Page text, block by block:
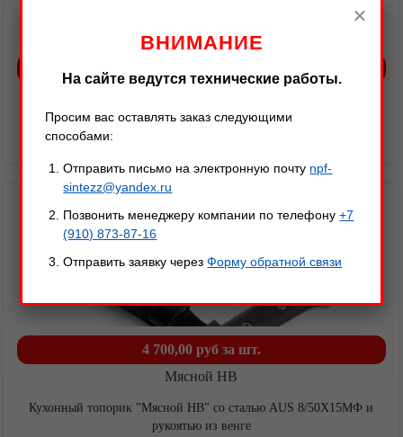
Кухонный топорик "Мясной М УВ" (малый) со сталью У8А и
4 700,00 руб за шт.
Мясной НВ
Кухонный топорик "Мясной НВ" со сталью AUS 8/50Х15МФ и
рукоятью из венге
×
ВНИМАНИЕ
На сайте ведутся технические работы.
Просим вас оставлять заказ следующими
способами:
Отправить письмо на электронную почту npf-
sintezz@yandex.ru
Позвонить менеджеру компании по телефону+7
(910) 873-87-16
Отправить заявку черезФорму обратной связи